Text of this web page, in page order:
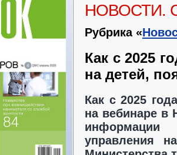
НОВОСТИ.
Рубрика «
Как с 2025
на детей,
Как с 2025
на вебинаре в
информации
управления